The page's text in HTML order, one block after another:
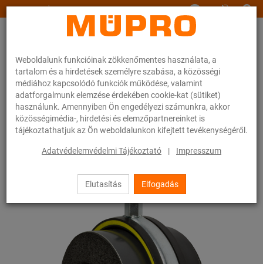
Weboldalunk funkcióinak zökkenőmentes használata, a
tartalom és a hirdetések személyre szabása, a közösségi
médiához kapcsolódó funkciók működése, valamint
adatforgalmunk elemzése érdekében cookie-kat (sütiket)
használunk. Amennyiben Ön engedélyezi számunkra, akkor
közösségimédia-, hirdetési és elemzőpartnereinket is
tájékoztathatjuk az Ön weboldalunkon kifejtett tevékenységéről.
Adatvédelemvédelmi Tájékoztató | Impresszum
Elutasítás Elfogadás
www.muepro.hu
Webáruhàz Rögzítéstechnika
Zajcsillapítás
Csőbilincsek zajszigetelő betéttel
Szigetelt-bilincsek Typ H, M, T